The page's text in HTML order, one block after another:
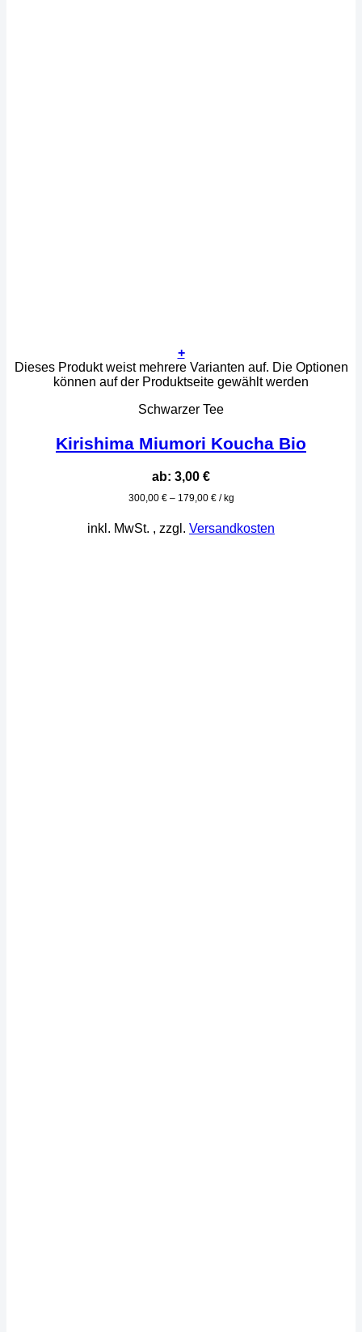
+
Dieses Produkt weist mehrere Varianten auf. Die Optionen
können auf der Produktseite gewählt werden
Schwarzer Tee
Kirishima Miumori Koucha Bio
ab: 3,00 €
300,00 €– 179,00 €/ kg
inkl. MwSt. , zzgl. Versandkosten